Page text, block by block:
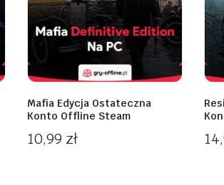
Mafia Edycja Ostateczna
Konto Offline Steam
10,99 zł